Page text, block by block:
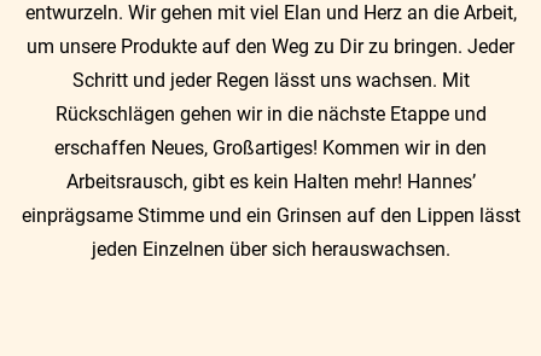
entwurzeln. Wir gehen mit viel Elan und Herz an die Arbeit,
um unsere Produkte auf den Weg zu Dir zu bringen. Jeder
Schritt und jeder Regen lässt uns wachsen. Mit
Rückschlägen gehen wir in die nächste Etappe und
erschaffen Neues, Großartiges! Kommen wir in den
Arbeitsrausch, gibt es kein Halten mehr! Hannes’
einprägsame Stimme und ein Grinsen auf den Lippen lässt
jeden Einzelnen über sich herauswachsen.